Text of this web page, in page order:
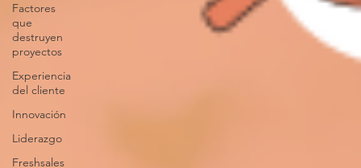
Factores
que
destruyen
proyectos
Experiencia
del cliente
Innovación
Liderazgo
Freshsales